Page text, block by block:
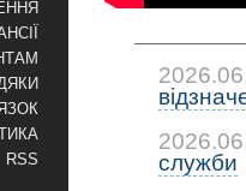
RSS
служби